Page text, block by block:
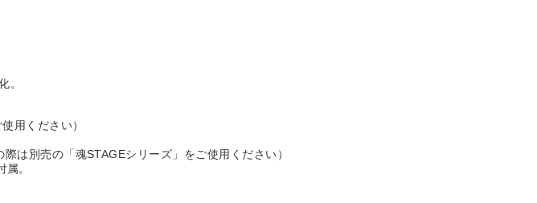
。
用ください）
は別売の「魂STAGEシリーズ」をご使用ください）
。